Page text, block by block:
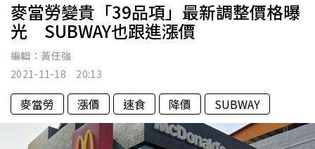
麥當勞變貴「39品項」最新調整價格曝
光 SUBWAY也跟進漲價
編輯： 黃任強
2021-11-18 20:13
麥當勞 漲價 速食 降價 SUBWAY